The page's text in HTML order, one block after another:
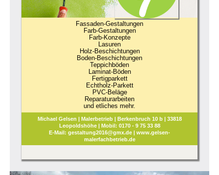
Fassaden-Gestaltungen
Farb-Gestaltungen
Farb-Konzepte
Lasuren
Holz-Beschichtungen
Boden-Beschichtungen
Teppichböden
Laminat-Böden
Fertigparkett
Echtholz-Parkett
PVC-Beläge
Reparaturarbeiten
und etliches mehr.
Michael Gelsen | Malerbetrieb | Berkenbruch 10 b | 33818
Leopoldshöhe | Mobil: 0170 - 9 75 33 88
E-Mail: gestaltung2016@gmx.de | www.gelsen-
malerfachbetrieb.de